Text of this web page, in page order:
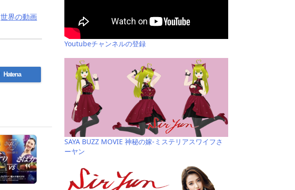
世界の動画
Hatena
Youtubeチャンネルの登録
SAYA BUZZ MOVIE 神秘の嫁-ミステリアスワイフさ
ーヤン